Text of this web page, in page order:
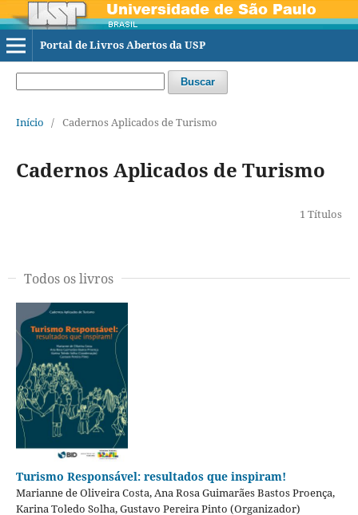
Portal de Livros Abertos da USP
Buscar
Início / Cadernos Aplicados de Turismo
Cadernos Aplicados de Turismo
1 Títulos
Todos os livros
Turismo Responsável: resultados que inspiram!
Marianne de Oliveira Costa, Ana Rosa Guimarães Bastos Proença,
Karina Toledo Solha, Gustavo Pereira Pinto (Organizador)